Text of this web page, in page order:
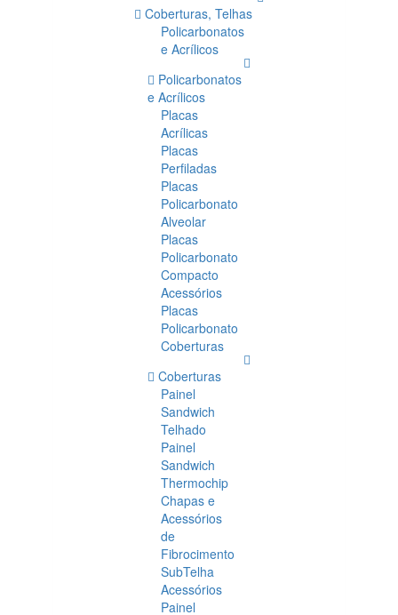
Coberturas, Telhas
Policarbonatos
e Acrílicos
Policarbonatos
e Acrílicos
Placas
Acrílicas
Placas
Perfiladas
Placas
Policarbonato
Alveolar
Placas
Policarbonato
Compacto
Acessórios
Placas
Policarbonato
Coberturas
Coberturas
Painel
Sandwich
Telhado
Painel
Sandwich
Thermochip
Chapas e
Acessórios
de
Fibrocimento
SubTelha
Acessórios
Painel